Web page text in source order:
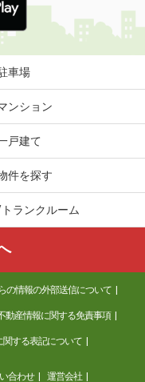
車場
ンション
戸建て
件を探す
ランクルーム
の情報の外部送信について
動産情報に関する免責事項
関する表記について
合わせ 運営会社